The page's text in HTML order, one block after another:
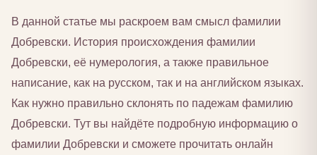
В данной статье мы раскроем вам смысл фамилии
Добревски. История происхождения фамилии
Добревски, её нумерология, а также правильное
написание, как на русском, так и на английском языках.
Как нужно правильно склонять по падежам фамилию
Добревски. Тут вы найдёте подробную информацию о
фамилии Добревски и сможете прочитать онлайн